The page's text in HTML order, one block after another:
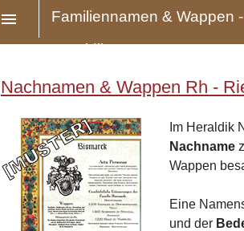
Familiennamen & Wappen -
Heraldik
Nachnamen & Wappen Rh -
Im Heraldik
Nachname
Wappen
Eine
und der